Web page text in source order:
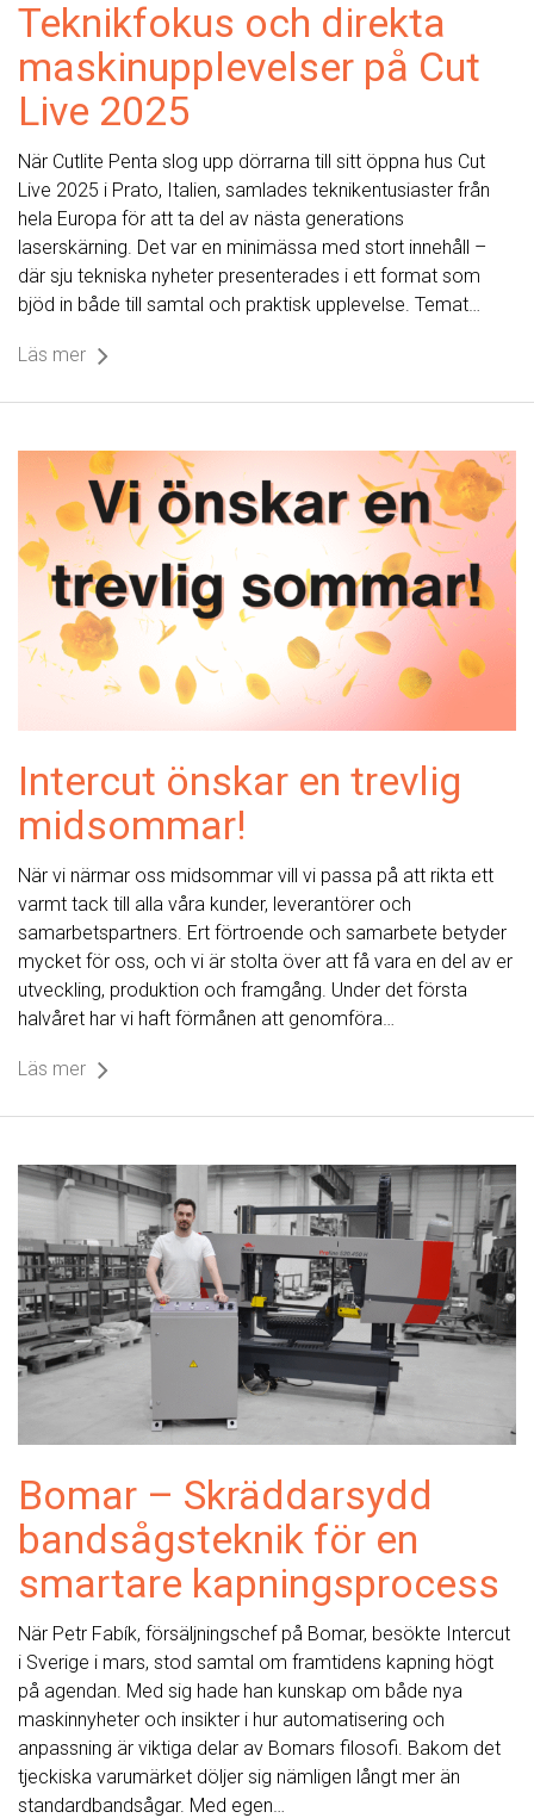
Teknikfokus och direkta
maskinupplevelser på Cut
Live 2025
När Cutlite Penta slog upp dörrarna till sitt öppna hus Cut
Live 2025 i Prato, Italien, samlades teknikentusiaster från
hela Europa för att ta del av nästa generations
laserskärning. Det var en minimässa med stort innehåll –
där sju tekniska nyheter presenterades i ett format som
bjöd in både till samtal och praktisk upplevelse. Temat…
Läs mer
Intercut önskar en trevlig
midsommar!
När vi närmar oss midsommar vill vi passa på att rikta ett
varmt tack till alla våra kunder, leverantörer och
samarbetspartners. Ert förtroende och samarbete betyder
mycket för oss, och vi är stolta över att få vara en del av er
utveckling, produktion och framgång. Under det första
halvåret har vi haft förmånen att genomföra…
Läs mer
Bomar – Skräddarsydd
bandsågsteknik för en
smartare kapningsprocess
När Petr Fabík, försäljningschef på Bomar, besökte Intercut
i Sverige i mars, stod samtal om framtidens kapning högt
på agendan. Med sig hade han kunskap om både nya
maskinnyheter och insikter i hur automatisering och
anpassning är viktiga delar av Bomars filosofi. Bakom det
tjeckiska varumärket döljer sig nämligen långt mer än
standardbandsågar. Med egen…